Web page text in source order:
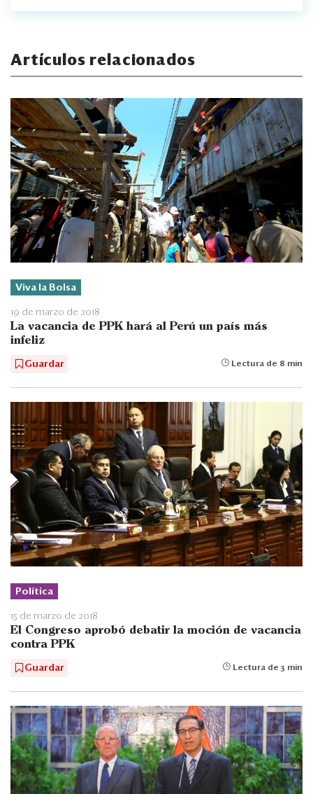
Artículos relacionados
Viva la Bolsa
19 de marzo de 2018
La vacancia de PPK hará al Perú un país más
infeliz
Guardar Lectura de 8 min
Política
15 de marzo de 2018
El Congreso aprobó debatir la moción de vacancia
contra PPK
Guardar Lectura de 3 min